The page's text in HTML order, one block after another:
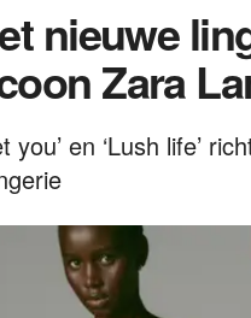
nieuwe
Zara
you’ en ‘Lush life’